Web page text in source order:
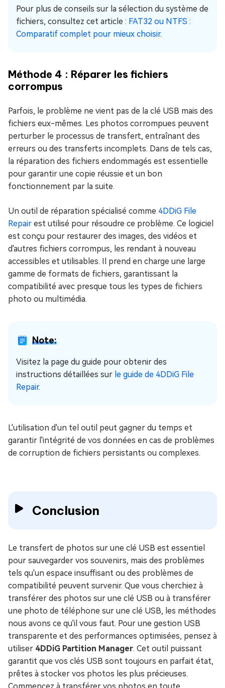
Pour plus de conseils sur la sélection du système de
fichiers, consultez cet article : FAT32 ou NTFS :
Comparatif complet pour mieux choisir.
Méthode 4 : Réparer les fichiers
corrompus
Parfois, le problème ne vient pas de la clé USB mais des
fichiers eux-mêmes. Les photos corrompues peuvent
perturber le processus de transfert, entraînant des
erreurs ou des transferts incomplets. Dans de tels cas,
la réparation des fichiers endommagés est essentielle
pour garantir une copie réussie et un bon
fonctionnement par la suite.
Un outil de réparation spécialisé comme 4DDiG File
Repair est utilisé pour résoudre ce problème. Ce logiciel
est conçu pour restaurer des images, des vidéos et
d'autres fichiers corrompus, les rendant à nouveau
accessibles et utilisables. Il prend en charge une large
gamme de formats de fichiers, garantissant la
compatibilité avec presque tous les types de fichiers
photo ou multimédia.
Note:
Visitez la page du guide pour obtenir des
instructions détaillées sur le guide de 4DDiG File
Repair.
L'utilisation d'un tel outil peut gagner du temps et
garantir l'intégrité de vos données en cas de problèmes
de corruption de fichiers persistants ou complexes.
Conclusion
Le transfert de photos sur une clé USB est essentiel
pour sauvegarder vos souvenirs, mais des problèmes
tels qu'un espace insuffisant ou des problèmes de
compatibilité peuvent survenir. Que vous cherchiez à
transférer des photos sur une clé USB ou à transférer
une photo de téléphone sur une clé USB, les méthodes
nous avons ce qu'il vous faut. Pour une gestion USB
transparente et des performances optimisées, pensez à
utiliser 4DDiG Partition Manager. Cet outil puissant
garantit que vos clés USB sont toujours en parfait état,
prêtes à stocker vos photos les plus précieuses.
Commencez à transférer vos photos en toute